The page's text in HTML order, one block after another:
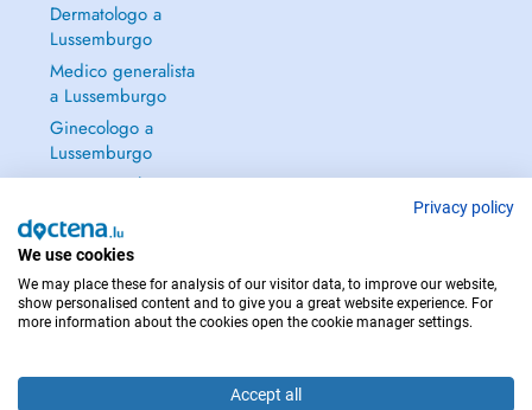
Dermatologo a
Lussemburgo
Medico generalista
a Lussemburgo
Ginecologo a
Lussemburgo
Continua a leggere
PER LE URGENZE, CONSULTARE : 112
Privacy policy
We use cookies
We may place these for analysis of our visitor data, to improve our website,
show personalised content and to give you a great website experience. For
more information about the cookies open the cookie manager settings.
Accept all